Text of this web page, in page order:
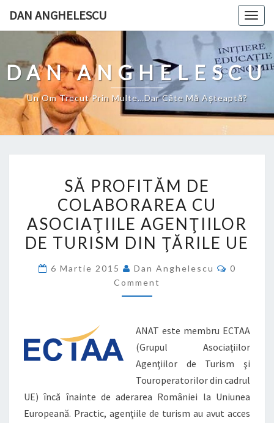
DAN ANGHELESCU
DAN ANGHELESCU
Un Om Trecut Prin Multe…Dar Câte Mă Aşteaptă?
PROFITĂM
DE
COLABORAREA
CU
ASOCIAŢIILE
AGENŢIILOR
DE
ŢĂRILE
UE
SĂ PROFITĂM DE
COLABORAREA CU
ASOCIAŢIILE AGENŢIILOR
DE TURISM DIN ŢĂRILE UE
6 Martie 2015 Dan Anghelescu
0
Comment
ANAT este membru ECTAA
(Grupul Asociaţiilor
Agenţiilor de Turism şi
Touroperatorilor din cadrul
UE) încă înainte de aderarea României la Uniunea
Europeană. Practic, agenţiile de turism au avut acces